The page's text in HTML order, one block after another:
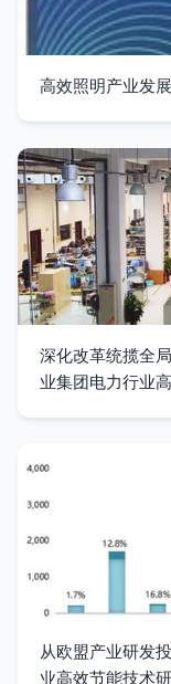
高效照明产业发
深化改革统揽全
业集团电力行业
从欧盟产业研发
业高效节能技术